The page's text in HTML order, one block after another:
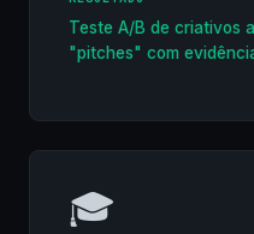
Teste A/B de criativos
"pitches" com
🎓